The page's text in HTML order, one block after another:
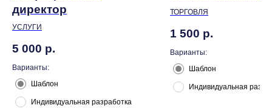
директор
УСЛУГИ
5 000 р.
Варианты:
Шаблон
Индивидуальная разработка
ТОРГОВЛЯ
1 500 р.
Варианты:
Шаблон
Индивидуальная